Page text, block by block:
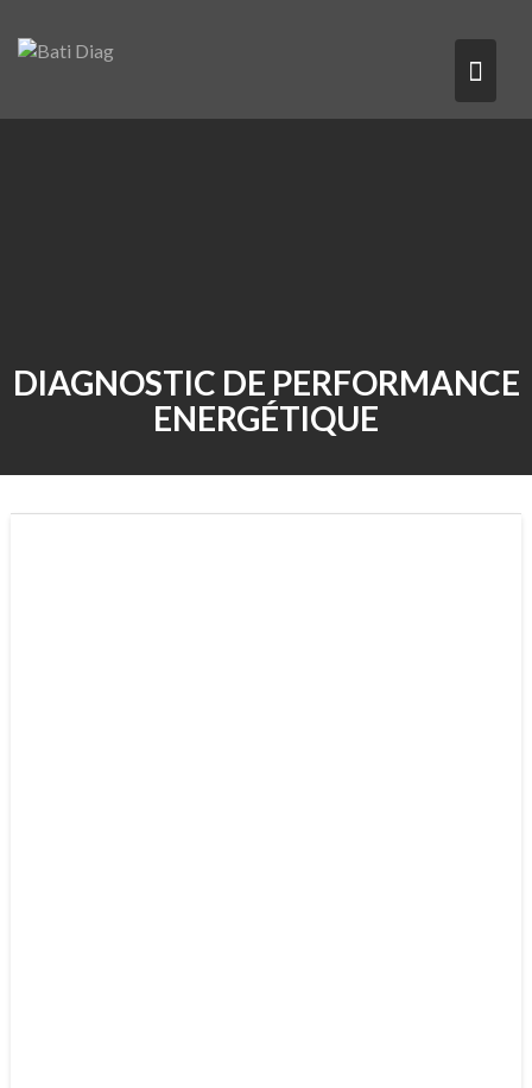
content
DIAGNOSTIC DE PERFORMANCE
ENERGÉTIQUE